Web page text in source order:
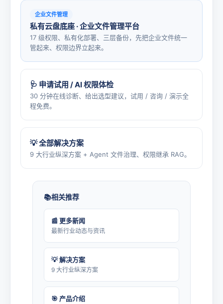
企业文件管理
私有云盘底座 · 企业文件管理平台
17 级权限、私有化部署、三层备份，先把企业文件统一
管起来、权限边界立起来。
🩺 申请试用 / AI 权限体检
30 分钟在线诊断、给出选型建议，试用 / 咨询 / 演示全
程免费。
💡 全部解决方案
9 大行业纵深方案 + Agent 文件治理、权限继承 RAG。
相关推荐
📰 更多新闻
最新行业动态与资讯
💡 解决方案
9 大行业纵深方案
🎯 产品介绍